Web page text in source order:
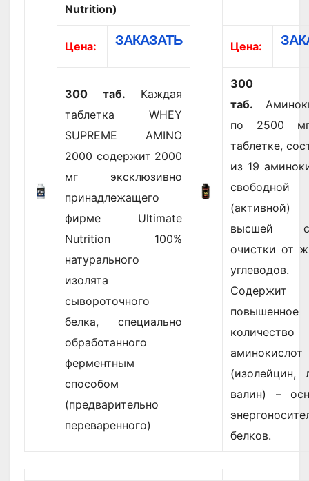
Nutrition)
Цена: ЗАКАЗАТЬ Цена:
300 таб. Каждая
таблетка WHEY
SUPREME AMINO
2000 содержит 2000
мг эксклюзивно
принадлежащего
фирме Ultimate
Nutrition 100%
натурального
изолята
сывороточного
белка, специально
обработанного
ферментным
способом
(предварительно
переваренного)
300
таб.
по 2500
таблетке,
из 19
свободной
(активной)
высшей
очистки от
углеводов.
Содержит
повышенное
количество
(изолейцин,
валин) –
белков.